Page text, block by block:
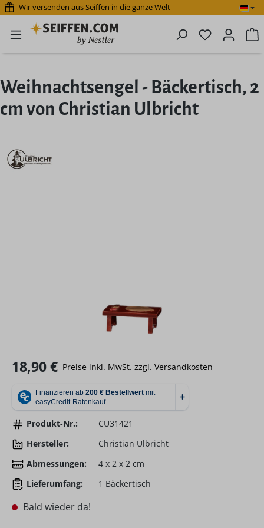
Zum Hauptinhalt springen
Wir versenden aus Seiffen in die ganze Welt
Du hast 0
Weihnachtsengel - Bäckertisch, 2
cm von Christian Ulbricht
Regulärer Preis:
18,90 € Preise inkl. MwSt. zzgl. Versandkosten
Produkt-Nr.:
CU31421
Hersteller:
Christian Ulbricht
Abmessungen:
4 x 2 x 2 cm
Lieferumfang:
1 Bäckertisch
Bald wieder da!